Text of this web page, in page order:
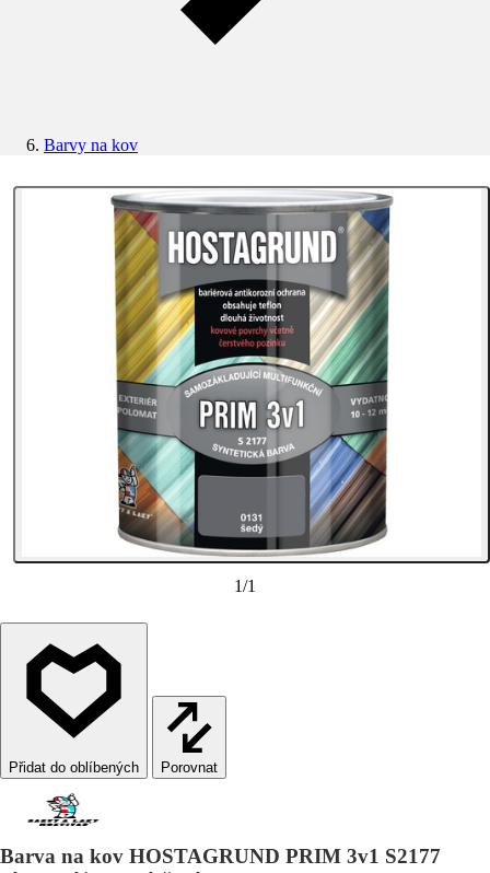
Barvy na kov
1/1
Porovnat
Barva na kov HOSTAGRUND PRIM 3v1 S2177